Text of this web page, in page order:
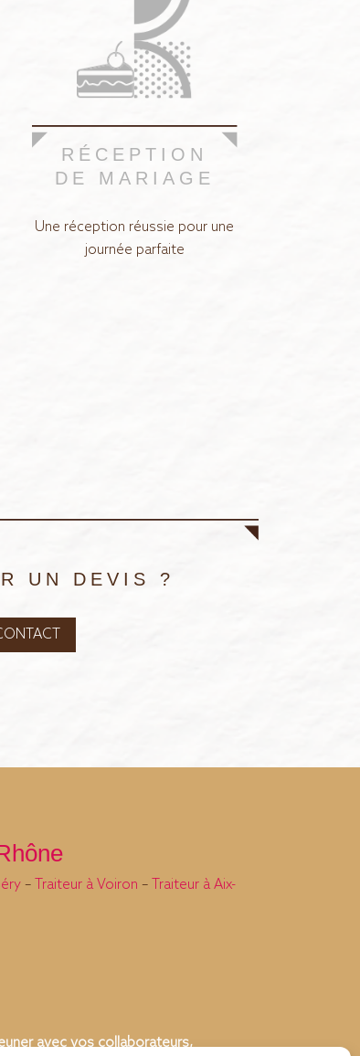
RÉCEPTION
DE MARIAGE
Une réception réussie pour une
journée parfaite
UN DEVIS ?
– Traiteur à Voiron – Traiteur à Aix-
avec vos collaborateurs,